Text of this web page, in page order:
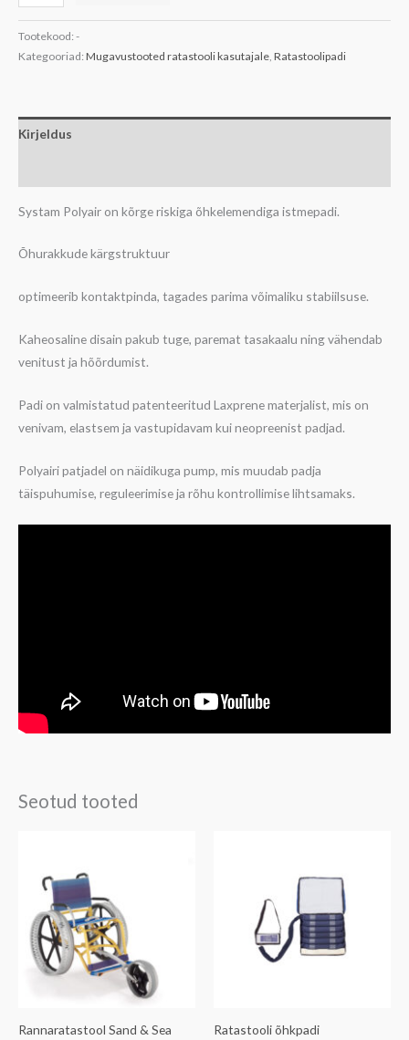
Tootekood: -
Kategooriad: Mugavustooted ratastooli kasutajale Ratastoolipadi
Kirjeldus
Systam Polyair on kõrge riskiga õhkelemendiga istmepadi.
Õhurakkude kärgstruktuur
optimeerib kontaktpinda, tagades parima võimaliku stabiilsuse.
Kaheosaline disain pakub tuge, paremat tasakaalu ning vähendab
venitust ja hõõrdumist.
Padi on valmistatud patenteeritud Laxprene materjalist, mis on
venivam, elastsem ja vastupidavam kui neopreenist padjad.
Polyairi patjadel on näidikuga pump, mis muudab padja
täispuhumise, reguleerimise ja rõhu kontrollimise lihtsamaks.
Seotud tooted
Rannaratastool Sand & Sea
Ratastooli õhkpadi